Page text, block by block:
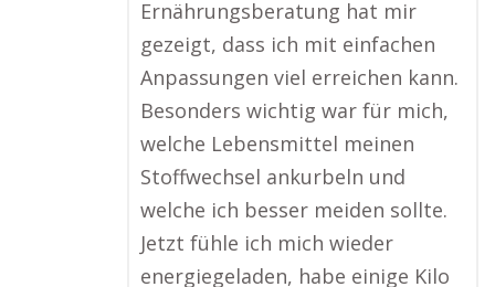
Ernährungsberatung hat mir
gezeigt, dass ich mit einfachen
Anpassungen viel erreichen kann.
Besonders wichtig war für mich,
welche Lebensmittel meinen
Stoffwechsel ankurbeln und
welche ich besser meiden sollte.
Jetzt fühle ich mich wieder
energiegeladen, habe einige Kilo